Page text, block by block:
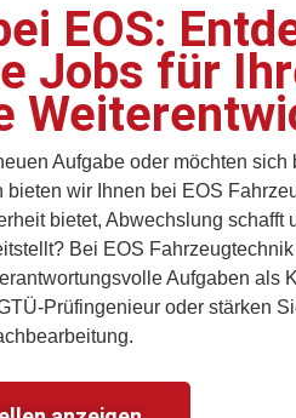
EOS:
Jobs für
Aufgabe oder möchten sich
wir Ihnen bei EOS
bietet, Abwechslung schafft
Bei EOS
Aufgaben als
Prüfingenieur oder stärken